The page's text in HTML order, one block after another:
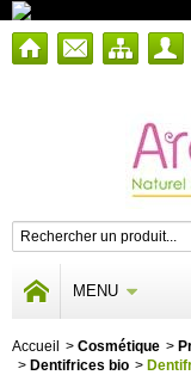
MENU
Accueil > Cosmétique >
> Dentifrices bio >